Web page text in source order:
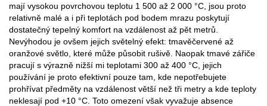
mají vysokou povrchovou teplotu 1 500 až 2 000 °C, jsou proto
relativně malé a i při teplotách pod bodem mrazu poskytují
dostatečný tepelný komfort na vzdálenost až pět metrů.
Nevýhodou je ovšem jejich světelný efekt: tmavěčervené až
oranžové světlo, které může působit rušivě. Naopak tmavé zářiče
pracují s výrazně nižší mi teplotami 300 až 400 °C, jejich
používání je proto efektivní pouze tam, kde nepotřebujete
prohřívat předměty na vzdálenost větší než tři metry a kde teploty
neklesají pod +10 °C. Toto omezení však vyvažuje absence